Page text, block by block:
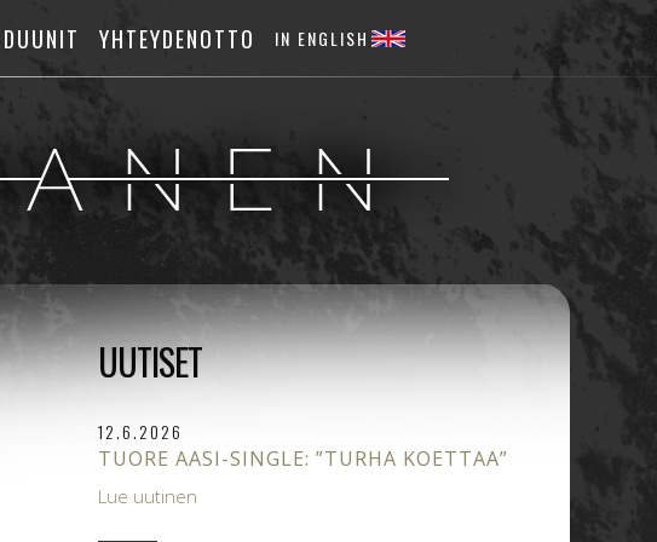
DUUNIT YHTEYDENOTTO IN ENGLISH
UUTISET
12.6.2026
TUORE AASI-SINGLE: ”TURHA KOETTAA”
Lue uutinen